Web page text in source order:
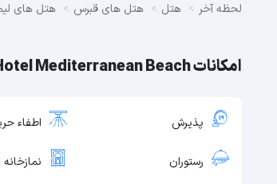
لحظه آخر هتل هتل های قبرس هتل های
امکانات Hotel Mediterranean Beach
پذیرش اطفاء
رستوران نمازخانه